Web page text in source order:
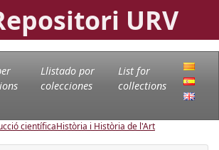
URV
Llistado por
colecciones
List for
collections
científicaHistòria i Història de l'Art